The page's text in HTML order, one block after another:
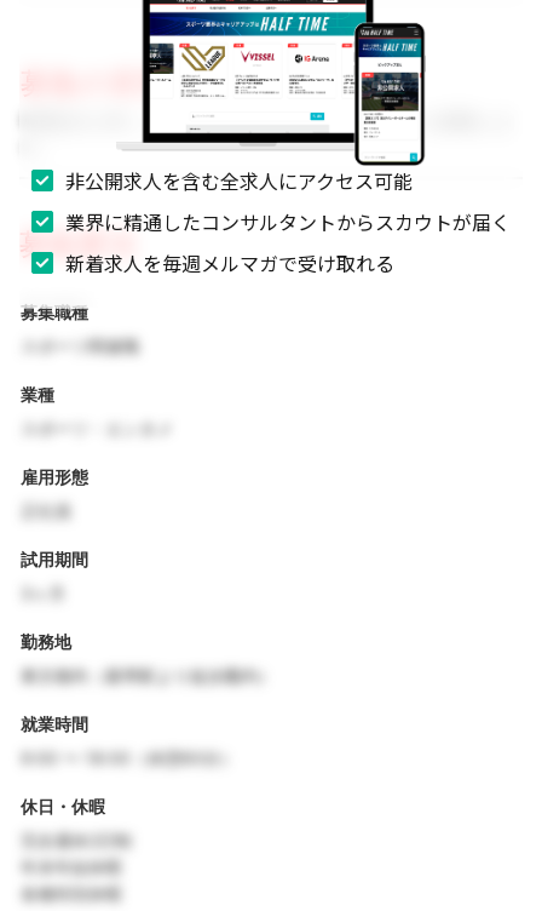
募集の背景
事業拡大に伴い、組織体制を強化するためのメンバーを募集しま
募集要項
募集職種
スポーツ関連職
業種
雇用形態
試用期間
勤務地
東京都内（最寄駅より徒歩圏内）
就業時間
9:00 〜 18:00（休憩60分）
休日・休暇
完全週休2日制
年末年始休暇
各種特別休暇
非公開求人を含む全求人にアクセス可能
業界に精通したコンサルタントからスカウトが届く
新着求人を毎週メルマガで受け取れる